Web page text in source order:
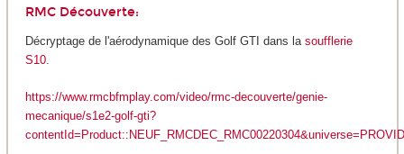
RMC Découverte:
Décryptage de l'aérodynamique des Golf GTI dans la soufflerie
S10.
https://www.rmcbfmplay.com/video/rmc-decouverte/genie-
mecanique/s1e2-golf-gti?